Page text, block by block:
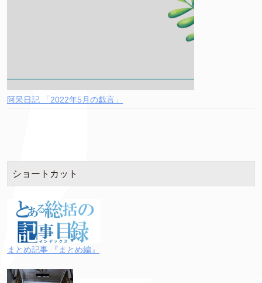
阿呆日記 「2022年5月の戯言」
ショートカット
まとめ記事 『まとめ編』